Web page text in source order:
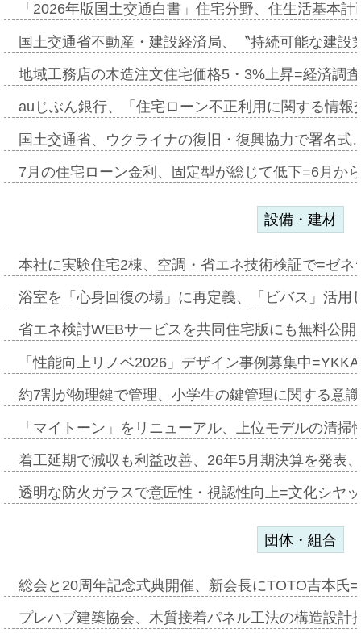
「2026年版国土交通白書」住宅分野、住生活基本
国土交通省不動産・建設経済局、〝持続可能な建
地域工務店の木造注文住宅価格5・3%上昇=経済調
auじぶん銀行、「住宅ローン不正利用に関する情
国土交通省、ウクライナの復旧・復興協力で署名
7月の住宅ローン金利、固定型が総じて低下=6月か
設備・建材
本社に実験住宅2棟、空調・省エネ技術検証で=ゼ
浴室を「心身回復の場」に再定義、「ビバス」活
省エネ検討WEBサービスを共同住宅版にも無料公
「性能向上リノベ2026」デザイン事例募集中
約7割が物理鍵で管理、小学生の鍵管理に関する意
「マイトーン」をリニューアル、上位モデルの清
着工延期で減収も利益改善、26年5月期決算を発表
透明な防火ガラスで意匠性・視認性向上=文化シヤ
団体・組合
総会と20周年記念式典開催、新会長にTOTO吉本氏
プレハブ建築協会、木質接着パネル工法の構造設